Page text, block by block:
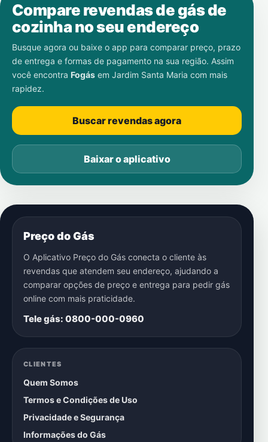
Compare revendas de gás de
cozinha no seu endereço
Busque agora ou baixe o app para comparar preço, prazo
de entrega e formas de pagamento na sua região. Assim
você encontra Fogás em Jardim Santa Maria com mais
rapidez.
Buscar revendas agora
Baixar o aplicativo
Preço do Gás
O Aplicativo Preço do Gás conecta o cliente às
revendas que atendem seu endereço, ajudando a
comparar opções de preço e entrega para pedir gás
online com mais praticidade.
Tele gás: 0800-000-0960
CLIENTES
Quem Somos
Termos e Condições de Uso
Privacidade e Segurança
Informações do Gás